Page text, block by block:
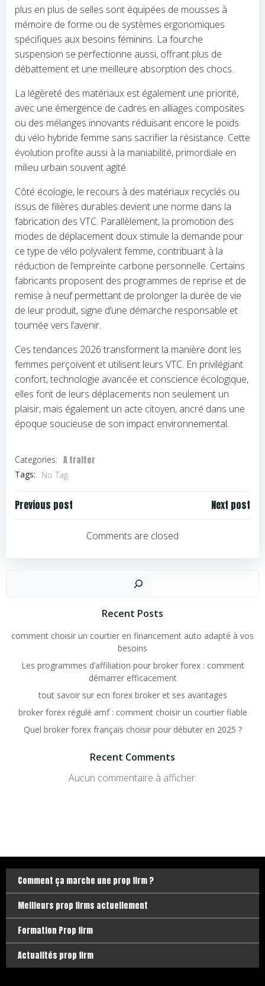
plus en plus de selles sont équipées de mousses à
mémoire de forme ou de systèmes ergonomiques
spécifiques aux besoins féminins. La fourche
suspension se perfectionne aussi, offrant plus de
débattement et une meilleure absorption des chocs.
La légèreté des matériaux est également une priorité,
avec une émergence de cadres en alliages composites
ou des mélanges innovants réduisant encore le poids
du vélo hybride femme sans sacrifier la résistance. Cette
évolution profite aussi à la maniabilité, primordiale en
milieu urbain souvent agité.
Côté écologie, le recours à des matériaux recyclés ou
issus de filières durables devient une norme dans la
fabrication des VTC. Parallèlement, la promotion des
modes de déplacement doux stimule la demande pour
ce type de vélo polyvalent femme, contribuant à la
réduction de l’empreinte carbone personnelle. Certains
fabricants proposent des programmes de reprise et de
remise à neuf permettant de prolonger la durée de vie
de leur produit, signe d’une démarche responsable et
tournée vers l’avenir.
Ces tendances 2026 transforment la manière dont les
femmes perçoivent et utilisent leurs VTC. En privilégiant
confort, technologie avancée et conscience écologique,
elles font de leurs déplacements non seulement un
plaisir, mais également un acte citoyen, ancré dans une
époque soucieuse de son impact environnemental.
Categories: A traiter
Tags: No Tag
Navigation
Previous post
l’article
Next post
Comments are closed
Rechercher
Recent Posts
comment choisir un courtier en financement auto adapté à vos
besoins
Les programmes d’affiliation pour broker forex : comment
démarrer efficacement
tout savoir sur ecn forex broker et ses avantages
broker forex régulé amf : comment choisir un courtier fiable
Quel broker forex français choisir pour débuter en 2025 ?
Recent Comments
Aucun commentaire à afficher.
Comment ça marche une prop firm ?
Meilleurs prop firms actuellement
Formation Prop firm
Actualités prop firm